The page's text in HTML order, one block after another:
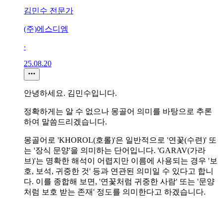
김민수 전문가
(주)에스디엠
∙
25.08.20
안녕하세요. 김민수입니다.
정확하게는 알 수 없으나 몽골어 의미를 바탕으로 추론
하여 말씀드리겠습니다.
몽골어로 'KHOROL(호롤)'은 일반적으로 '연꽃(수련)' 또
는 '장식 문양'을 의미하는 단어입니다. 'GARAV(가라
브)'는 명확한 해석이 어렵지만 이름에 사용되는 경우 '보
호, 보석, 귀중한 것' 등과 연관된 의미일 수 있다고 합니
다. 이를 종합해 보면, '연꽃처럼 귀중한 사람' 또는 '문양
처럼 보호 받는 존재' 정도를 의미한다고 하겠습니다.